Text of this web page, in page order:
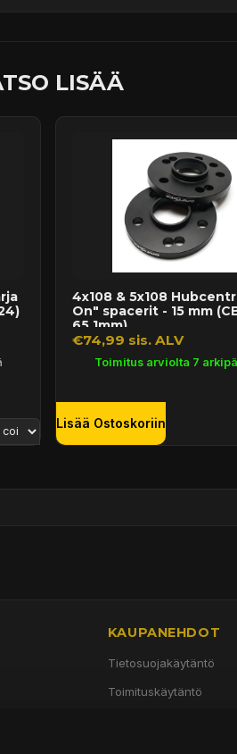
LISÄÄ
4x108 & 5x108
On" spacerit - 15 mm
65,1mm)
€74,99 sis. ALV
Toimitus arviolta 7
Lisää Ostoskoriin
KAUPANEHDOT
Tietosuojakäytäntö
Toimituskäytäntö